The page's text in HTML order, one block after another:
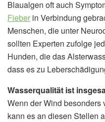
Blaualgen oft auch
Fieber in Verbindung
Menschen, die unter
sollten Experten zufolge
Hunden, die das
dass es zu
Wasserqualität ist
Wenn der Wind besonders
kann es an diesen Stellen